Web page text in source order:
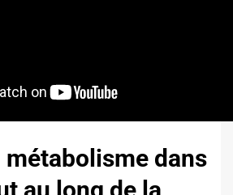
métabolisme dans